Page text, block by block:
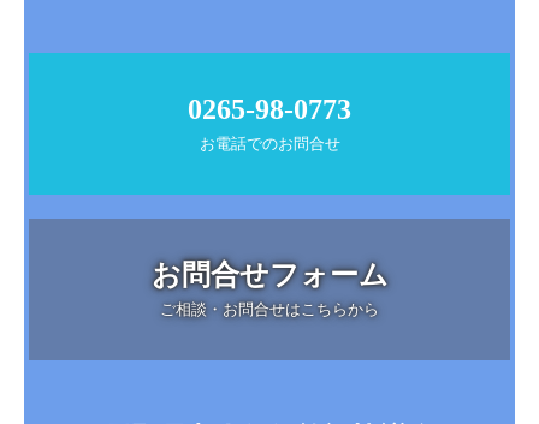
0265-98-0773
お電話でのお問合せ
お問合せフォーム
ご相談・お問合せはこちらから